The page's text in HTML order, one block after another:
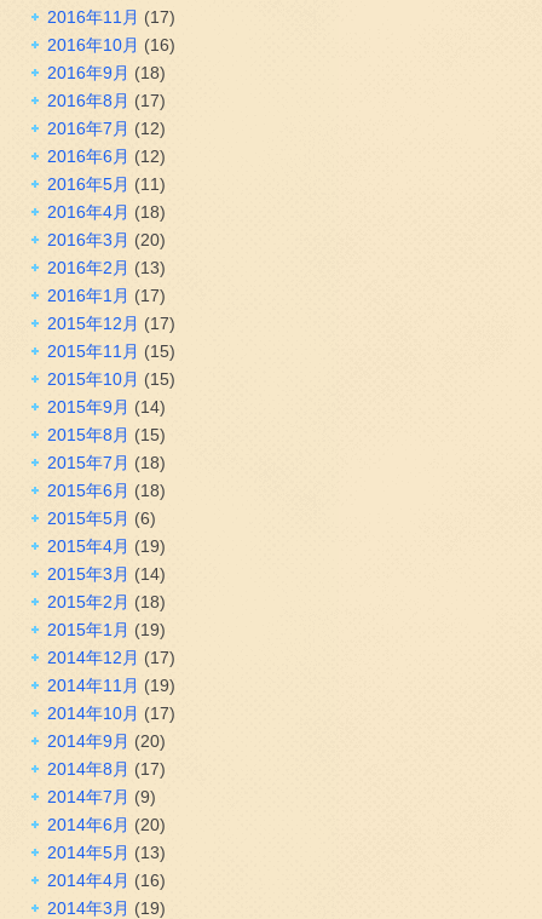
2016年11月 (17)
2016年10月 (16)
2016年9月 (18)
2016年8月 (17)
2016年7月 (12)
2016年6月 (12)
2016年5月 (11)
2016年4月 (18)
2016年3月 (20)
2016年2月 (13)
2016年1月 (17)
2015年12月 (17)
2015年11月 (15)
2015年10月 (15)
2015年9月 (14)
2015年8月 (15)
2015年7月 (18)
2015年6月 (18)
2015年5月 (6)
2015年4月 (19)
2015年3月 (14)
2015年2月 (18)
2015年1月 (19)
2014年12月 (17)
2014年11月 (19)
2014年10月 (17)
2014年9月 (20)
2014年8月 (17)
2014年7月 (9)
2014年6月 (20)
2014年5月 (13)
2014年4月 (16)
2014年3月 (19)